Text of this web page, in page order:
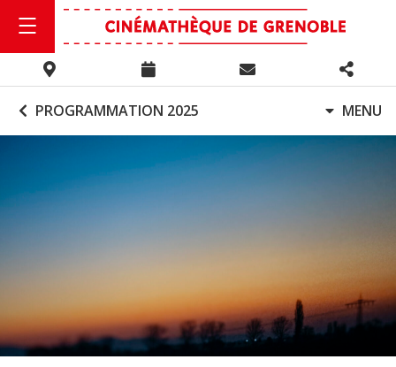
PROGRAMMATION 2025 MENU